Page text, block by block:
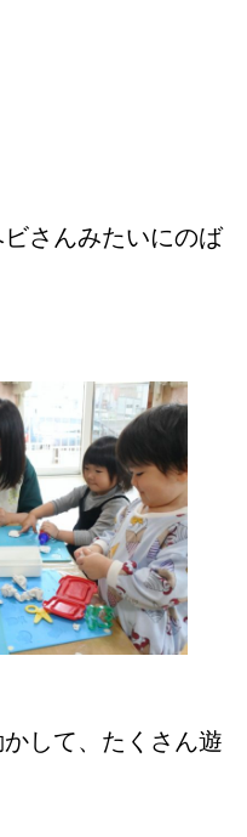
さんみたいにのば
して、たくさん遊